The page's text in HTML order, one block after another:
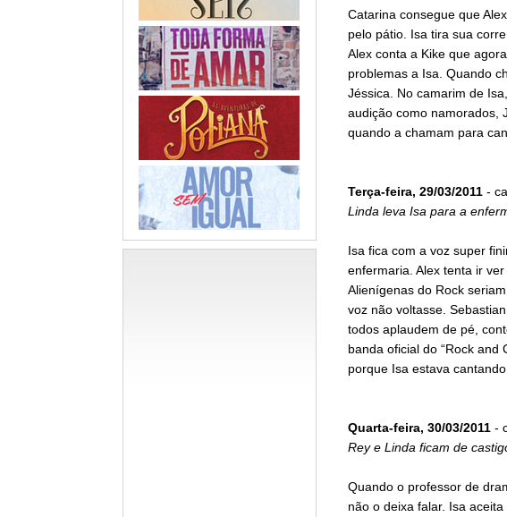
Catarina consegue que
pelo pátio. Isa tira sua
Alex conta a Kike que
problemas a Isa. Quando
Jéssica. No camarim de
audição como namorados,
quando a chamam para
Terça-feira, 29/03/2011-
Linda leva Isa para a
Isa fica com a voz super
enfermaria. Alex tenta ir
Alienígenas do Rock
voz não voltasse.
todos aplaudem de pé,
banda oficial do “Rock and
porque Isa estava
Quarta-feira, 30/03/2011-
Rey e Linda ficam de
Quando o professor de
não o deixa falar. Isa